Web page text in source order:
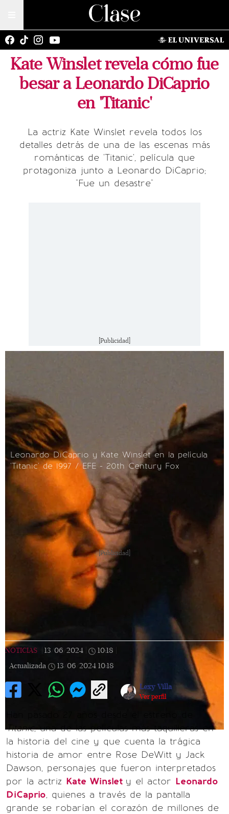
Kate Winslet revela cómo fue
besar a Leonardo DiCaprio
en 'Titanic'
La actriz Kate Winslet revela todos los
detalles detrás de una de las escenas más
románticas de 'Titanic', película que
protagoniza junto a Leonardo DiCaprio;
"Fue un desastre"
[Publicidad]
Leonardo DiCaprio y Kate Winslet en la película
'Titanic' de 1997 / EFE - 20th Century Fox
[Publicidad]
NOTICIAS 13/06/2024 10:18
Actualizada
13/06/2024 10:18
Lexy Villa
Ver perfil
Titanic, una de las películas más taquilleras en
la historia del cine y que cuenta la trágica
historia de amor entre Rose DeWitt y Jack
Dawson, personajes que fueron interpretados
por la actriz Kate Winslet y el actor Leonardo
DiCaprio, quienes a través de la pantalla
grande se robarían el corazón de millones de